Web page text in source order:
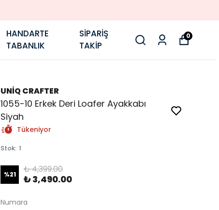
HANDARTE
TABANLIK
SİPARİŞ
TAKİP
0
UNİQ CRAFTER
1055-10 Erkek Deri Loafer Ayakkabı
Siyah
Tükeniyor
Stok: 1
%21 ₺ 4,399.00
₺ 3,490.00
Numara